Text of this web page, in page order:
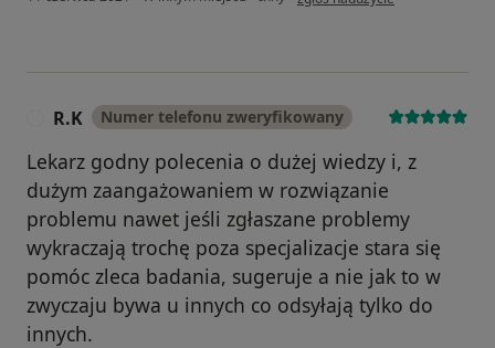
R.K Numer telefonu zweryfikowany
Lekarz godny polecenia o dużej wiedzy i, z
dużym zaangażowaniem w rozwiązanie
problemu nawet jeśli zgłaszane problemy
wykraczają trochę poza specjalizacje stara się
pomóc zleca badania, sugeruje a nie jak to w
zwyczaju bywa u innych co odsyłają tylko do
innych.